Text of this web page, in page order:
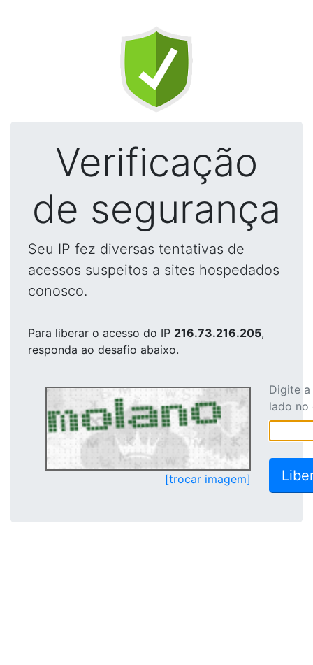
Verificação
de segurança
Seu IP fez diversas tentativas de
acessos suspeitos a sites hospedados
conosco.
Para liberar o acesso do IP 216.73.216.205,
responda ao desafio abaixo.
[trocar imagem]
Digite
lado no